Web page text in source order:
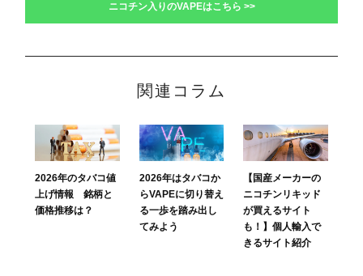
ニコチン入りのVAPEはこちら >>
関連コラム
2026年のタバコ値
上げ情報 銘柄と
価格推移は？
2026年はタバコか
らVAPEに切り替え
る一歩を踏み出し
てみよう
【国産メーカーの
ニコチンリキッド
が買えるサイト
も！】個人輸入で
きるサイト紹介